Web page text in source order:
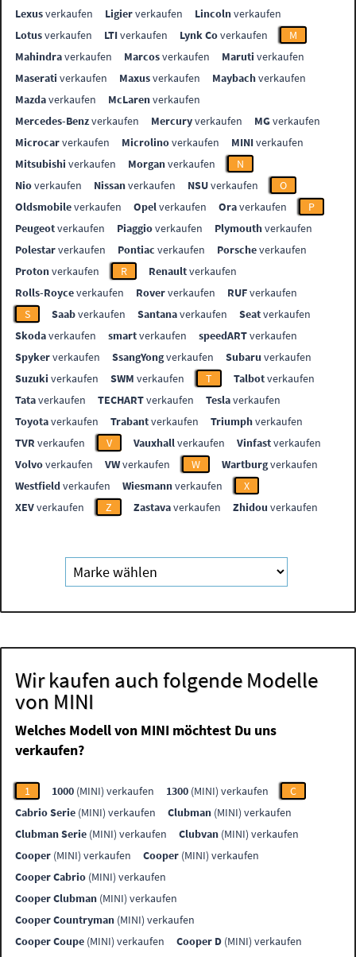
Lexusverkaufen Ligierverkaufen Lincolnverkaufen
Lotusverkaufen LTIverkaufen Lynk Coverkaufen
M
Mahindraverkaufen Marcosverkaufen Maruti verkaufen
Maserati verkaufen Maxusverkaufen Maybachverkaufen
Mazdaverkaufen McLarenverkaufen
Mercedes-Benzverkaufen Mercuryverkaufen MGverkaufen
Microcarverkaufen Microlinoverkaufen MINIverkaufen
Mitsubishi verkaufen Morganverkaufen
N
Nioverkaufen Nissanverkaufen NSUverkaufen
O
Oldsmobileverkaufen Opelverkaufen Oraverkaufen
P
Peugeotverkaufen Piaggioverkaufen Plymouthverkaufen
Polestarverkaufen Pontiac verkaufen Porscheverkaufen
Protonverkaufen R Renaultverkaufen
Rolls-Royceverkaufen Roververkaufen RUFverkaufen
S
Saabverkaufen Santanaverkaufen Seatverkaufen
Skodaverkaufen smartverkaufen speedARTverkaufen
Spykerverkaufen SsangYongverkaufen Subaru verkaufen
Suzuki verkaufen SWM verkaufen T Talbotverkaufen
Tataverkaufen TECHARTverkaufen Teslaverkaufen
Toyotaverkaufen Trabantverkaufen Triumphverkaufen
TVR verkaufen V Vauxhallverkaufen Vinfastverkaufen
Volvoverkaufen VWverkaufen W Wartburgverkaufen
Westfieldverkaufen Wiesmannverkaufen
X
XEVverkaufen Z Zastavaverkaufen Zhidou verkaufen
Wir kaufen auch folgende Modelle
von MINI
Welches Modell von MINI möchtest Du uns
verkaufen?
1 1000 (MINI) verkaufen 1300 (MINI) verkaufen
C
Cabrio Serie (MINI) verkaufen Clubman (MINI) verkaufen
Clubman Serie (MINI) verkaufen Clubvan (MINI) verkaufen
Cooper (MINI) verkaufen Cooper (MINI) verkaufen
Cooper Cabrio (MINI) verkaufen
Cooper Clubman (MINI) verkaufen
Cooper Countryman (MINI) verkaufen
Cooper Coupe (MINI) verkaufen Cooper D (MINI) verkaufen